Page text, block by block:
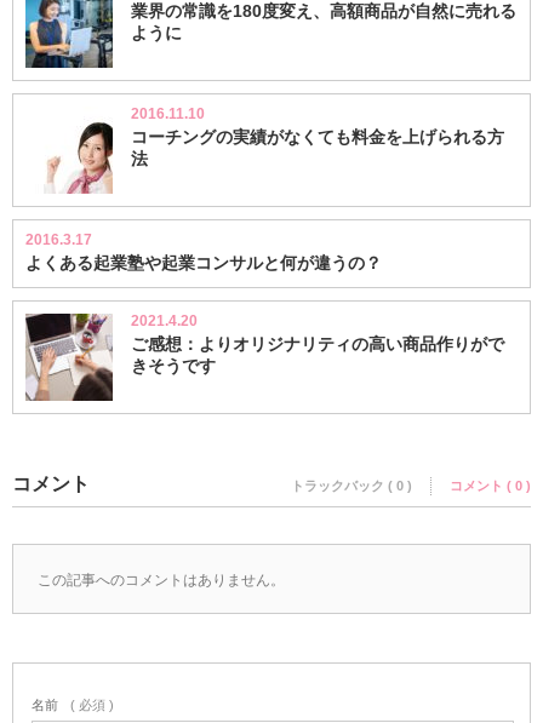
業界の常識を180度変え、高額商品が自然に売れる
ように
2016.11.10
コーチングの実績がなくても料金を上げられる方
法
2016.3.17
よくある起業塾や起業コンサルと何が違うの？
2021.4.20
ご感想：よりオリジナリティの高い商品作りがで
きそうです
コメント トラックバック ( 0 ) コメント ( 0 )
この記事へのコメントはありません。
名前 ( 必須 )